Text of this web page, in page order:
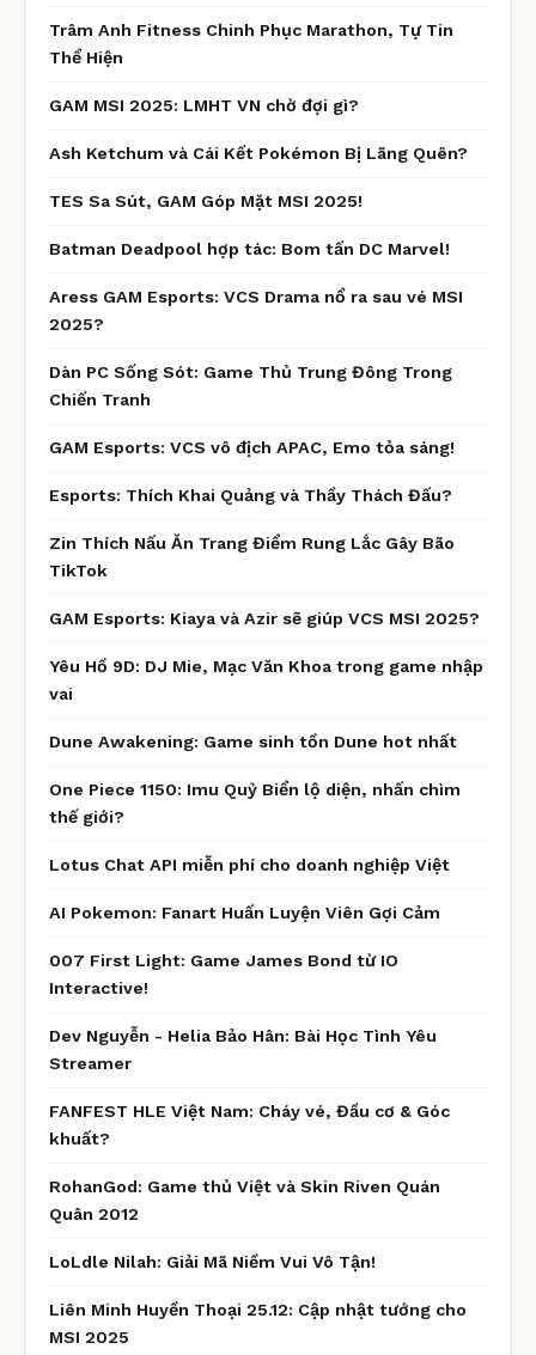
Trâm Anh Fitness Chinh Phục Marathon, Tự Tin
Thể Hiện
GAM MSI 2025: LMHT VN chờ đợi gì?
Ash Ketchum và Cái Kết Pokémon Bị Lãng Quên?
TES Sa Sút, GAM Góp Mặt MSI 2025!
Batman Deadpool hợp tác: Bom tấn DC Marvel!
Aress GAM Esports: VCS Drama nổ ra sau vé MSI
2025?
Dàn PC Sống Sót: Game Thủ Trung Đông Trong
Chiến Tranh
GAM Esports: VCS vô địch APAC, Emo tỏa sáng!
Esports: Thích Khai Quảng và Thầy Thách Đấu?
Zin Thích Nấu Ăn Trang Điểm Rung Lắc Gây Bão
TikTok
GAM Esports: Kiaya và Azir sẽ giúp VCS MSI 2025?
Yêu Hồ 9D: DJ Mie, Mạc Văn Khoa trong game nhập
vai
Dune Awakening: Game sinh tồn Dune hot nhất
One Piece 1150: Imu Quỷ Biển lộ diện, nhấn chìm
thế giới?
Lotus Chat API miễn phí cho doanh nghiệp Việt
AI Pokemon: Fanart Huấn Luyện Viên Gợi Cảm
007 First Light: Game James Bond từ IO
Interactive!
Dev Nguyễn - Helia Bảo Hân: Bài Học Tình Yêu
Streamer
FANFEST HLE Việt Nam: Cháy vé, Đầu cơ & Góc
khuất?
RohanGod: Game thủ Việt và Skin Riven Quán
Quân 2012
LoLdle Nilah: Giải Mã Niềm Vui Vô Tận!
Liên Minh Huyền Thoại 25.12: Cập nhật tướng cho
MSI 2025